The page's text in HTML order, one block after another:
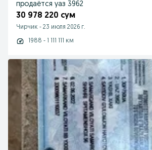
продаётся уаз 3962
30 978 220 сум
Чирчик - 23 июля 2026 г.
1988 - 1 111 111 км